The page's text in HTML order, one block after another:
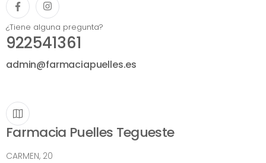
¿Tiene alguna pregunta?
922541361
admin@farmaciapuelles.es
Farmacia Puelles Tegueste
CARMEN, 20